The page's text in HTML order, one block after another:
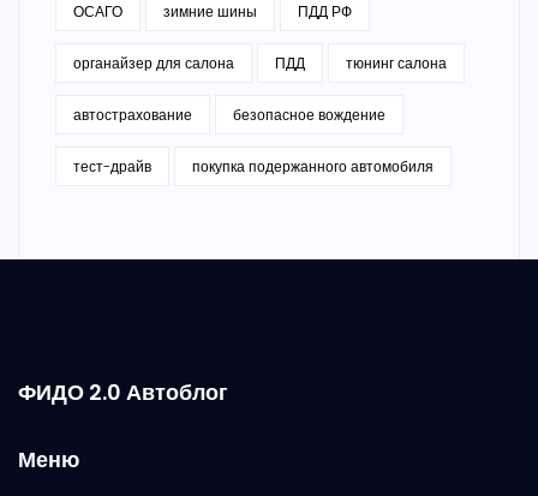
ОСАГО зимние шины ПДД РФ
органайзер для салона ПДД тюнинг салона
автострахование безопасное вождение
тест-драйв покупка подержанного автомобиля
ФИДО 2.0 Автоблог
Меню